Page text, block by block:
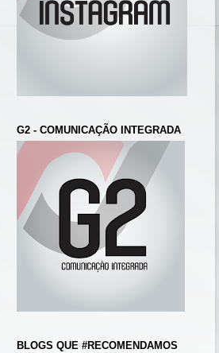
G2 - COMUNICAÇÃO INTEGRADA
BLOGS QUE #RECOMENDAMOS